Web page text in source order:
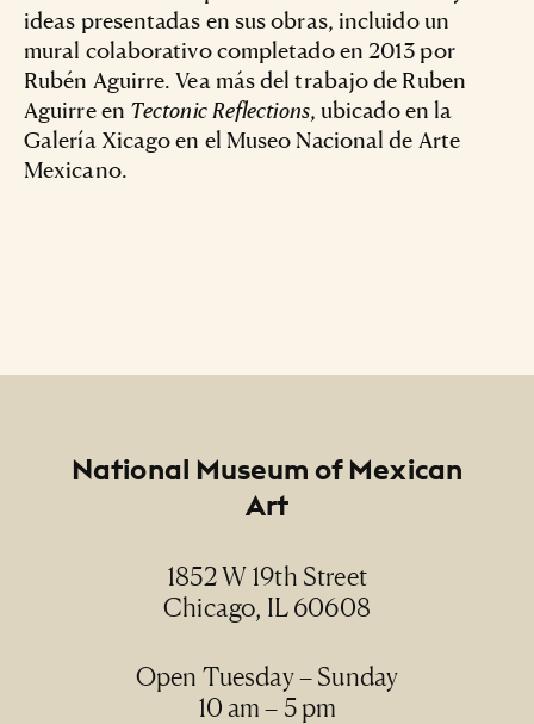
ideas presentadas en sus obras, incluido un
mural colaborativo completado en 2013 por
Rubén Aguirre. Vea más del trabajo de Ruben
Aguirre en Tectonic Reflections, ubicado en la
Galería Xicago en el Museo Nacional de Arte
Mexicano.
National Museum of Mexican
Art
1852 W 19th Street
Chicago, IL 60608
Open Tuesday – Sunday
10 am – 5 pm